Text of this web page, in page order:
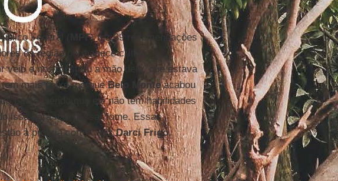
Federal ( MPF) fez 39 recomendações
da região permanece crítica.
veio e nos mostrou a mão dele, que estava
mais peixe, porqueBelo Monteacabou
pasto, sendo que ele não tem habilidades
isso para não passar fome. Essas
à própria corte” , dizDarci Frigo.